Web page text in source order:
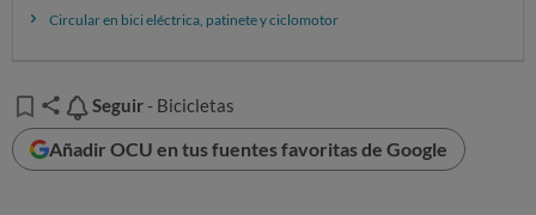
Circular en bici eléctrica, patinete y ciclomotor
Seguir
Seguir - Bicicletas
Añadir OCU en tus fuentes favoritas de Google